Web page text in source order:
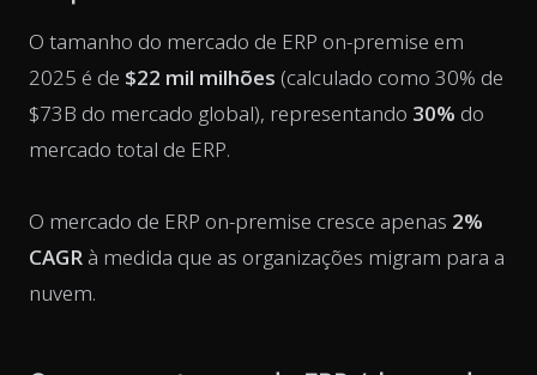
O tamanho do mercado de ERP on-premise em
2025 é de $22 mil milhões (calculado como 30% de
$73B do mercado global), representando 30% do
mercado total de ERP.
O mercado de ERP on-premise cresce apenas 2%
CAGR à medida que as organizações migram para a
nuvem.